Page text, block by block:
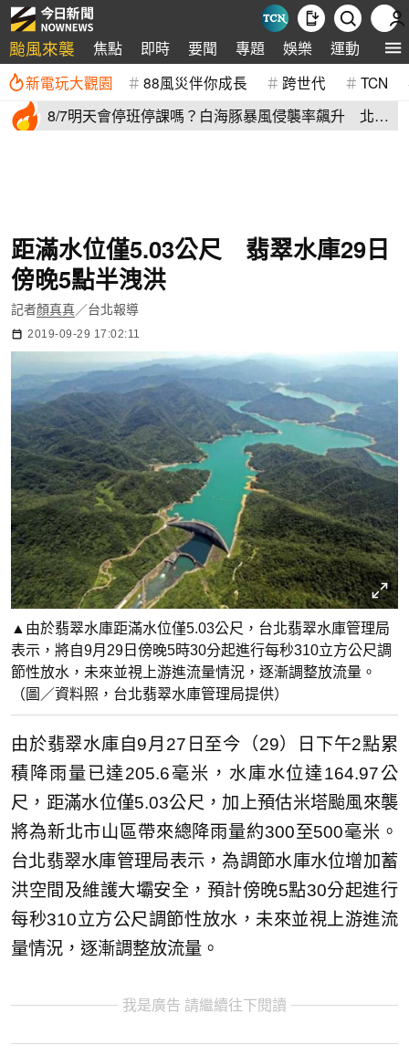
颱風來襲 焦點 即時 要聞 專題 娛樂 運動 全球
新電玩大觀園 88風災伴你成長 跨世代 TCN
8/7明天會停班停課嗎？白海豚暴風侵襲率飆升 北北
距滿水位僅5.03公尺 翡翠水庫29日
傍晚5點半洩洪
記者顏真真／台北報導
2019-09-29 17:02:11
▲由於翡翠水庫距滿水位僅5.03公尺，台北翡翠水庫管理局
表示，將自9月29日傍晚5時30分起進行每秒310立方公尺調
節性放水，未來並視上游進流量情況，逐漸調整放流量。
（圖／資料照，台北翡翠水庫管理局提供）
由於翡翠水庫自9月27日至今（29）日下午2點累
積降雨量已達205.6毫米，水庫水位達164.97公
尺，距滿水位僅5.03公尺，加上預估米塔颱風來襲
將為新北市山區帶來總降雨量約300至500毫米。
台北翡翠水庫管理局表示，為調節水庫水位增加蓄
洪空間及維護大壩安全，預計傍晚5點30分起進行
每秒310立方公尺調節性放水，未來並視上游進流
量情況，逐漸調整放流量。
我是廣告 請繼續往下閱讀